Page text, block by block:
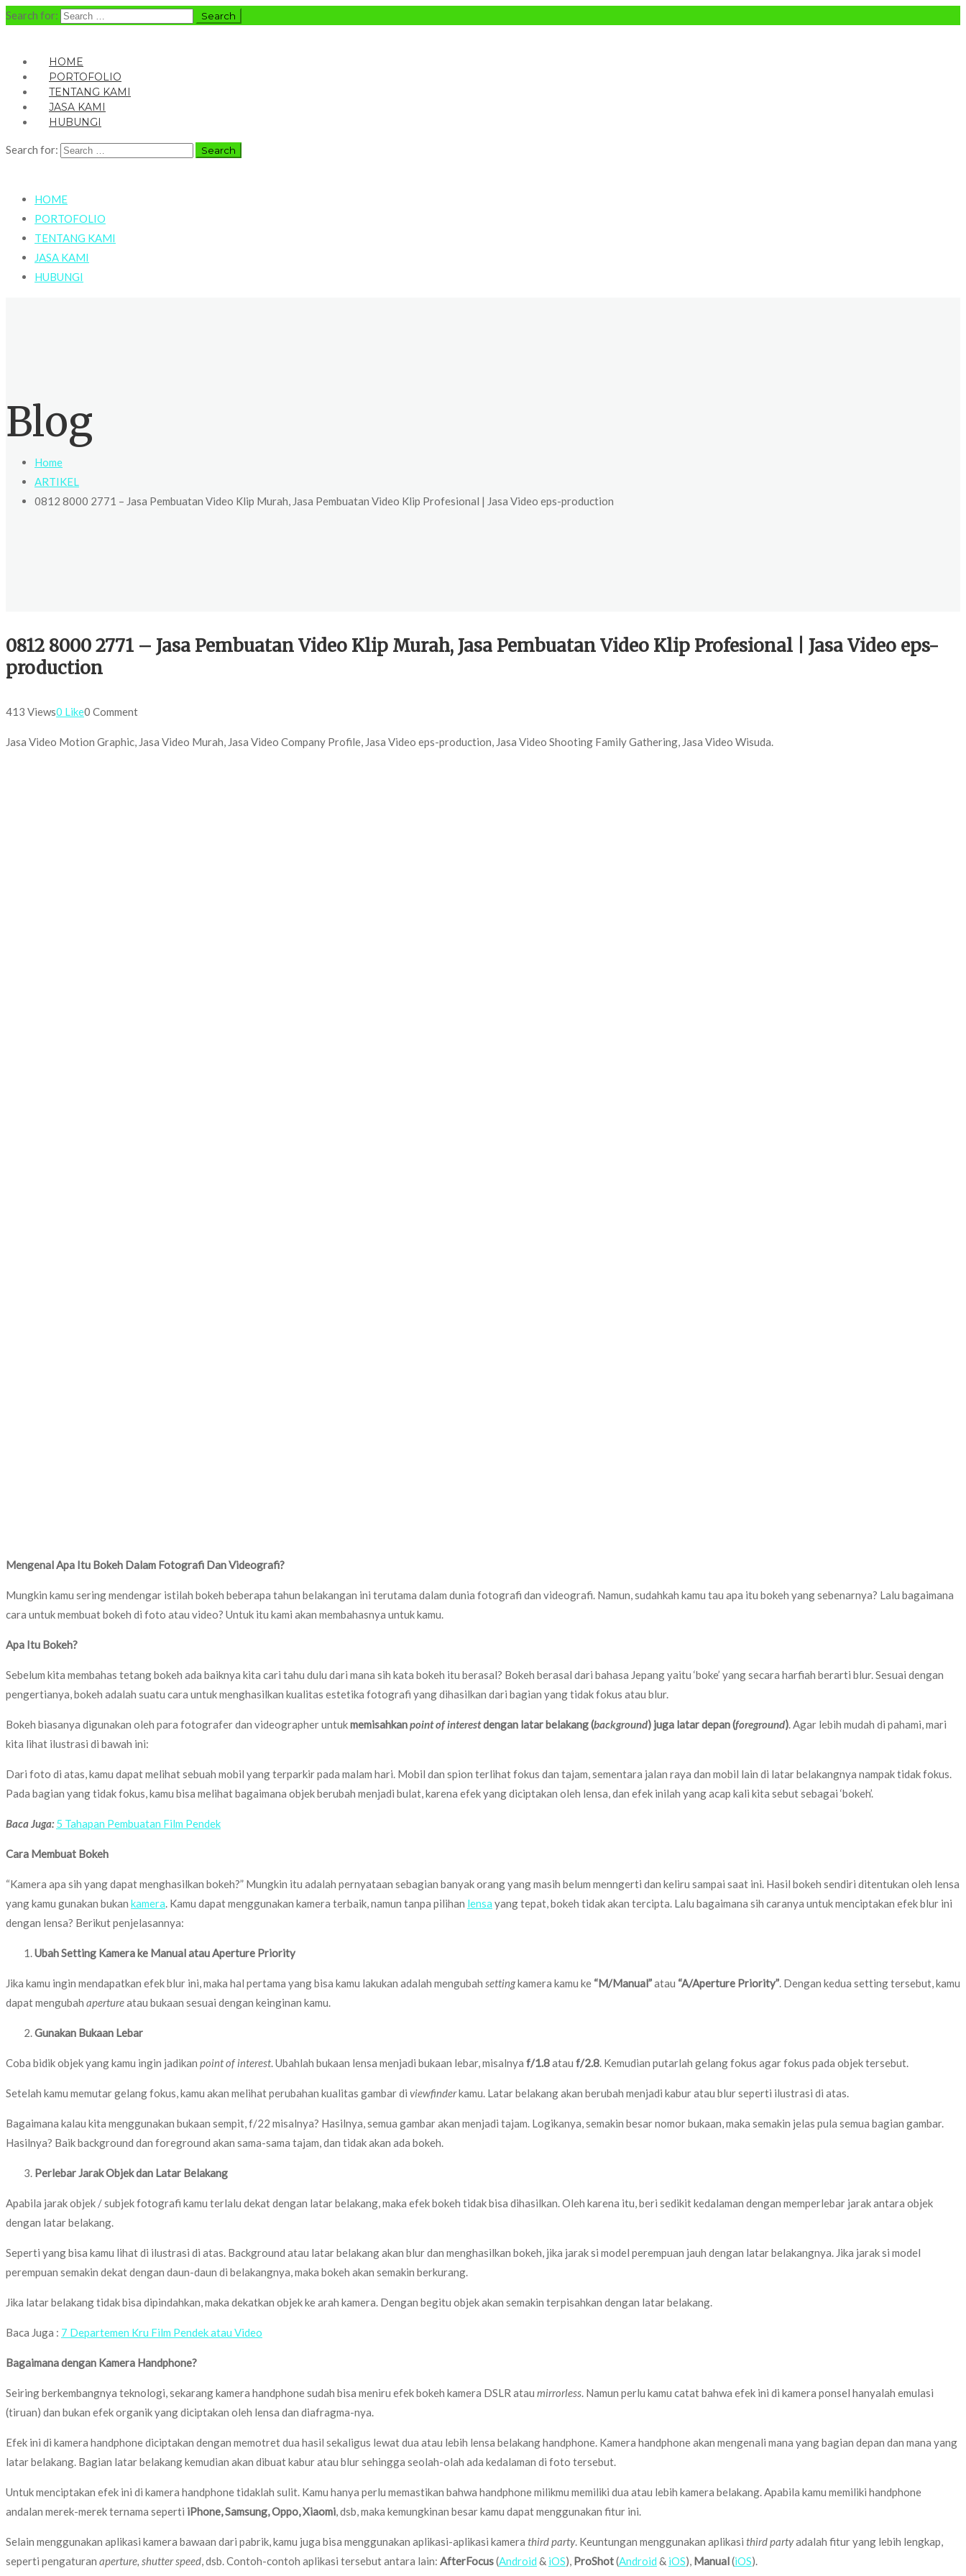
Search for:
HOME
PORTOFOLIO
TENTANG KAMI
JASA KAMI
HUBUNGI
Search for:
HOME
PORTOFOLIO
TENTANG KAMI
JASA KAMI
HUBUNGI
Blog
Home
ARTIKEL
0812 8000 2771 – Jasa Pembuatan Video Klip Murah, Jasa Pembuatan Video Klip Profesional | Jasa Video eps-production
0812 8000 2771 – Jasa Pembuatan Video Klip Murah, Jasa Pembuatan Video Klip Profesional | Jasa Video eps-
production
413 Views0 Like0 Comment
Jasa Video Motion Graphic, Jasa Video Murah, Jasa Video Company Profile, Jasa Video eps-production, Jasa Video Shooting Family Gathering, Jasa Video Wisuda.
Mengenal Apa Itu Bokeh Dalam Fotografi Dan Videografi?
Mungkin kamu sering mendengar istilah bokeh beberapa tahun belakangan ini terutama dalam dunia fotografi dan videografi. Namun, sudahkah kamu tau apa itu bokeh yang sebenarnya? Lalu bagaimana
cara untuk membuat bokeh di foto atau video? Untuk itu kami akan membahasnya untuk kamu.
Apa Itu Bokeh?
Sebelum kita membahas tetang bokeh ada baiknya kita cari tahu dulu dari mana sih kata bokeh itu berasal? Bokeh berasal dari bahasa Jepang yaitu ‘boke’ yang secara harfiah berarti blur. Sesuai dengan
pengertianya, bokeh adalah suatu cara untuk menghasilkan kualitas estetika fotografi yang dihasilkan dari bagian yang tidak fokus atau blur.
Bokeh biasanya digunakan oleh para fotografer dan videographer untukmemisahkanpoint of interestdengan latar belakang (background) juga latar depan (foreground). Agar lebih mudah di pahami, mari
kita lihat ilustrasi di bawah ini:
Dari foto di atas, kamu dapat melihat sebuah mobil yang terparkir pada malam hari. Mobil dan spion terlihat fokus dan tajam, sementara jalan raya dan mobil lain di latar belakangnya nampak tidak fokus.
Pada bagian yang tidak fokus, kamu bisa melihat bagaimana objek berubah menjadi bulat, karena efek yang diciptakan oleh lensa, dan efek inilah yang acap kali kita sebut sebagai ‘bokeh’.
Baca Juga: 5 Tahapan Pembuatan Film Pendek
Cara Membuat Bokeh
“Kamera apa sih yang dapat menghasilkan bokeh?” Mungkin itu adalah pernyataan sebagian banyak orang yang masih belum menngerti dan keliru sampai saat ini. Hasil bokeh sendiri ditentukan oleh lensa
yang kamu gunakan bukan kamera. Kamu dapat menggunakan kamera terbaik, namun tanpa pilihan lensa yang tepat, bokeh tidak akan tercipta. Lalu bagaimana sih caranya untuk menciptakan efek blur ini
dengan lensa? Berikut penjelasannya:
Ubah Setting Kamera ke Manual atau Aperture Priority
Jika kamu ingin mendapatkan efek blur ini, maka hal pertama yang bisa kamu lakukan adalah mengubah settingkamera kamu ke “M/Manual”atau “A/Aperture Priority”. Dengan kedua setting tersebut, kamu
dapat mengubah apertureatau bukaan sesuai dengan keinginan kamu.
Gunakan Bukaan Lebar
Coba bidik objek yang kamu ingin jadikan point of interest. Ubahlah bukaan lensa menjadi bukaan lebar, misalnya f/1.8atau f/2.8. Kemudian putarlah gelang fokus agar fokus pada objek tersebut.
Setelah kamu memutar gelang fokus, kamu akan melihat perubahan kualitas gambar di viewfinderkamu. Latar belakang akan berubah menjadi kabur atau blur seperti ilustrasi di atas.
Bagaimana kalau kita menggunakan bukaan sempit, f/22 misalnya? Hasilnya, semua gambar akan menjadi tajam. Logikanya, semakin besar nomor bukaan, maka semakin jelas pula semua bagian gambar.
Hasilnya? Baik background dan foreground akan sama-sama tajam, dan tidak akan ada bokeh.
Perlebar Jarak Objek dan Latar Belakang
Apabila jarak objek / subjek fotografi kamu terlalu dekat dengan latar belakang, maka efek bokeh tidak bisa dihasilkan. Oleh karena itu, beri sedikit kedalaman dengan memperlebar jarak antara objek
dengan latar belakang.
Seperti yang bisa kamu lihat di ilustrasi di atas. Background atau latar belakang akan blur dan menghasilkan bokeh, jika jarak si model perempuan jauh dengan latar belakangnya. Jika jarak si model
perempuan semakin dekat dengan daun-daun di belakangnya, maka bokeh akan semakin berkurang.
Jika latar belakang tidak bisa dipindahkan, maka dekatkan objek ke arah kamera. Dengan begitu objek akan semakin terpisahkan dengan latar belakang.
Baca Juga : 7 Departemen Kru Film Pendek atau Video
Bagaimana dengan Kamera Handphone?
Seiring berkembangnya teknologi, sekarang kamera handphone sudah bisa meniru efek bokeh kamera DSLR atau mirrorless. Namun perlu kamu catat bahwa efek ini di kamera ponsel hanyalah emulasi
(tiruan) dan bukan efek organik yang diciptakan oleh lensa dan diafragma-nya.
Efek ini di kamera handphone diciptakan dengan memotret dua hasil sekaligus lewat dua atau lebih lensa belakang handphone. Kamera handphone akan mengenali mana yang bagian depan dan mana yang
latar belakang. Bagian latar belakang kemudian akan dibuat kabur atau blur sehingga seolah-olah ada kedalaman di foto tersebut.
Untuk menciptakan efek ini di kamera handphone tidaklah sulit. Kamu hanya perlu memastikan bahwa handphone milikmu memiliki dua atau lebih kamera belakang. Apabila kamu memiliki handphone
andalan merek-merek ternama seperti iPhone, Samsung, Oppo, Xiaomi, dsb, maka kemungkinan besar kamu dapat menggunakan fitur ini.
Selain menggunakan aplikasi kamera bawaan dari pabrik, kamu juga bisa menggunakan aplikasi-aplikasi kamera third party. Keuntungan menggunakan aplikasi third partyadalah fitur yang lebih lengkap,
seperti pengaturan aperture, shutter speed, dsb. Contoh-contoh aplikasi tersebut antara lain: AfterFocus(Android & iOS), ProShot(Android & iOS), Manual(iOS).